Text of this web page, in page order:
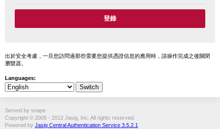
出於安全考慮，一旦您訪問過那些需要您提供憑證信息的應用時，請操作完成之後關閉
瀏覽器。
Languages:
Served by snape
Copyright © 2005 - 2012 Jasig, Inc. All rights reserved.
Powered by Jasig Central Authentication Service 3.5.2.1